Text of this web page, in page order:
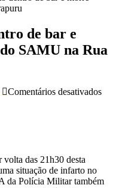
de bar e
SAMU na Rua
Comentários desativadosem
das 21h30 desta
situação de infarto no
da Polícia Militar também